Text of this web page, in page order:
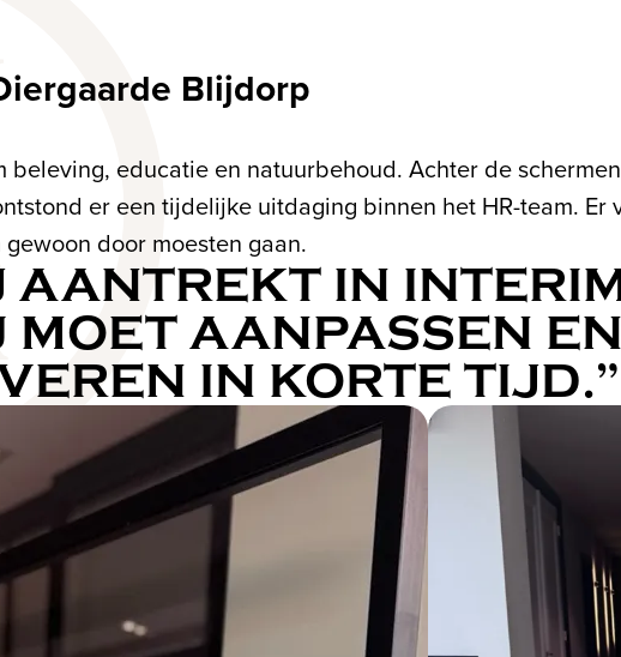
Blijdorp
educatie en natuurbehoud. Achter de
er een tijdelijke uitdaging binnen het HR-team.
door moesten gaan.
AANTREKT IN
MOET AANPASSEN
IN KORTE TIJD.”